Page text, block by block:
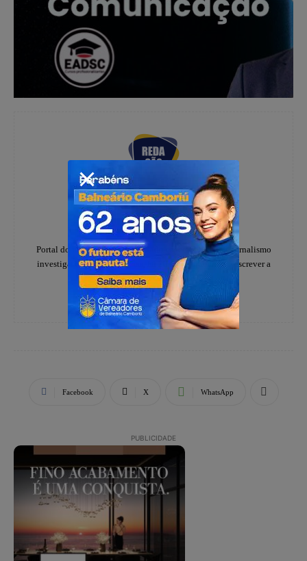
Redação
https://www.instagram.com/folhadoestadosc/
Portal do notícias Folha do Estado especializado em jornalismo
investigativo e de denúncias, há 20 anos, ajudando a escrever a
história dos catarinenses.
Facebook X WhatsApp
PUBLICIDADE